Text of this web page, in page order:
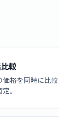
較
価格を同時に比
。